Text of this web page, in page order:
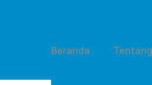
Beranda Tentang